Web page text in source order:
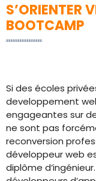
S’ORIENTER
BOOTCAMP
Si des écoles
developpement
engageantes sur
ne sont pas
reconversion
développeur web
diplôme